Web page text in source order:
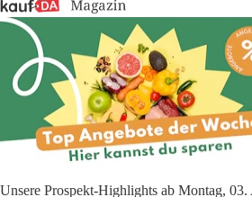
Unsere Prospekt-Highlights ab Montag, 03.